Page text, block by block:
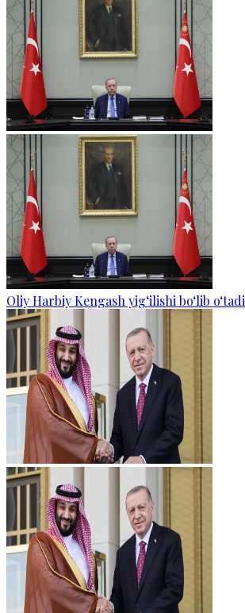
Oliy Harbiy Kengash yig‘ilishi bo‘lib o‘tadi